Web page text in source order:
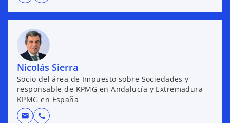
Nicolás Sierra
Socio del área de Impuesto sobre Sociedades y
responsable de KPMG en Andalucía y Extremadura
KPMG en España
mail call